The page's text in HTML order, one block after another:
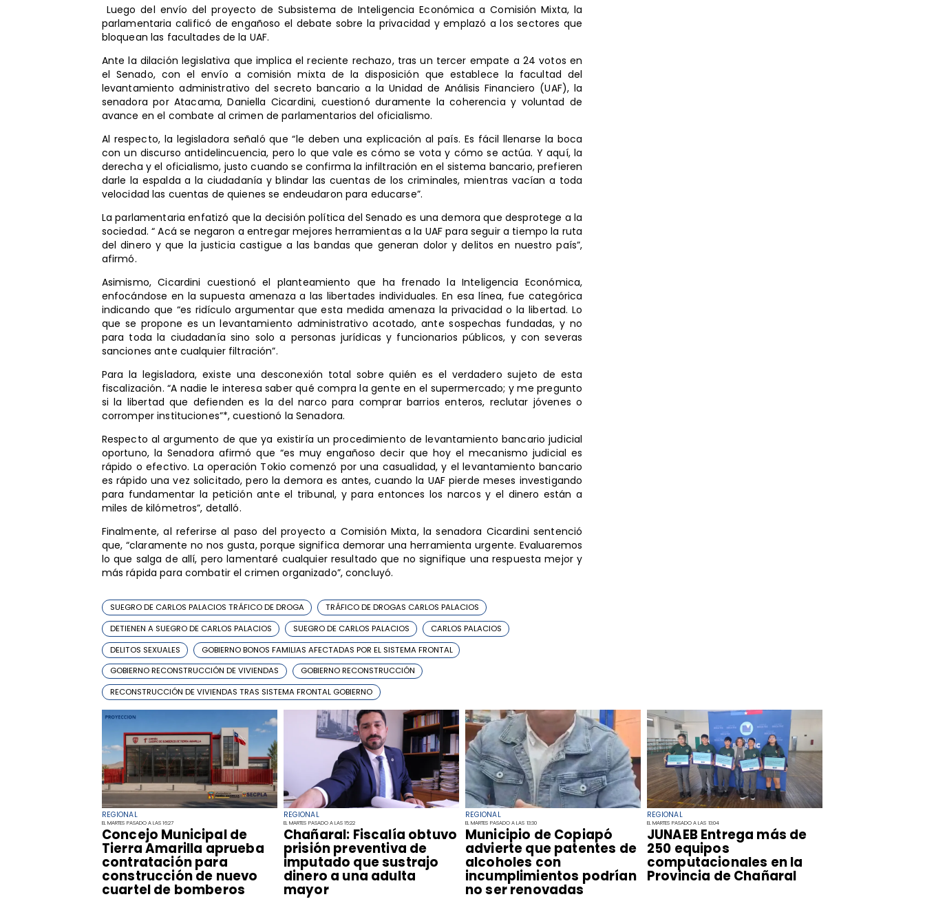
REGIONAL
EL MARTES PASADO A LAS 16:27
Concejo Municipal de
Tierra Amarilla aprueba
contratación para
construcción de nuevo
cuartel de bomberos
REGIONAL
EL MARTES PASADO A LAS 15:22
Chañaral: Fiscalía obtuvo
prisión preventiva de
imputado que sustrajo
dinero a una adulta
mayor
REGIONAL
EL MARTES PASADO A LAS 13:30
Municipio de Copiapó
advierte que patentes de
alcoholes con
incumplimientos podrían
no ser renovadas
REGIONAL
EL MARTES PASADO A LAS 13:04
​JUNAEB Entrega más de
250 equipos
computacionales en la
Provincia de Chañaral
Luego del envío del proyecto de Subsistema de Inteligencia Económica a Comisión Mixta, la
parlamentaria calificó de engañoso el debate sobre la privacidad y emplazó a los sectores que
bloquean las facultades de la UAF.
Ante la dilación legislativa que implica el reciente rechazo, tras un tercer empate a 24 votos en
el Senado, con el envío a comisión mixta de la disposición que establece la facultad del
levantamiento administrativo del secreto bancario a la Unidad de Análisis Financiero (UAF), la
senadora por Atacama, Daniella Cicardini, cuestionó duramente la coherencia y voluntad de
avance en el combate al crimen de parlamentarios del oficialismo.
Al respecto, la legisladora señaló que “le deben una explicación al país. Es fácil llenarse la boca
con un discurso antidelincuencia, pero lo que vale es cómo se vota y cómo se actúa. Y aquí, la
derecha y el oficialismo, justo cuando se confirma la infiltración en el sistema bancario, prefieren
darle la espalda a la ciudadanía y blindar las cuentas de los criminales, mientras vacían a toda
velocidad las cuentas de quienes se endeudaron para educarse”.
La parlamentaria enfatizó que la decisión política del Senado es una demora que desprotege a la
sociedad. “ Acá se negaron a entregar mejores herramientas a la UAF para seguir a tiempo la ruta
del dinero y que la justicia castigue a las bandas que generan dolor y delitos en nuestro país”,
afirmó.
Asimismo, Cicardini cuestionó el planteamiento que ha frenado la Inteligencia Económica,
enfocándose en la supuesta amenaza a las libertades individuales. En esa línea, fue categórica
indicando que “es ridículo argumentar que esta medida amenaza la privacidad o la libertad. Lo
que se propone es un levantamiento administrativo acotado, ante sospechas fundadas, y no
para toda la ciudadanía sino solo a personas jurídicas y funcionarios públicos, y con severas
sanciones ante cualquier filtración”.
Para la legisladora, existe una desconexión total sobre quién es el verdadero sujeto de esta
fiscalización. “A nadie le interesa saber qué compra la gente en el supermercado; y me pregunto
si la libertad que defienden es la del narco para comprar barrios enteros, reclutar jóvenes o
corromper instituciones”*, cuestionó la Senadora.
Respecto al argumento de que ya existiría un procedimiento de levantamiento bancario judicial
oportuno, la Senadora afirmó que “es muy engañoso decir que hoy el mecanismo judicial es
rápido o efectivo. La operación Tokio comenzó por una casualidad, y el levantamiento bancario
es rápido una vez solicitado, pero la demora es antes, cuando la UAF pierde meses investigando
para fundamentar la petición ante el tribunal, y para entonces los narcos y el dinero están a
miles de kilómetros”, detalló.
Finalmente, al referirse al paso del proyecto a Comisión Mixta, la senadora Cicardini sentenció
que, “claramente no nos gusta, porque significa demorar una herramienta urgente. Evaluaremos
lo que salga de allí, pero lamentaré cualquier resultado que no signifique una respuesta mejor y
más rápida para combatir el crimen organizado”, concluyó.
SUEGRO DE CARLOS PALACIOS TRÁFICO DE DROGA
TRÁFICO DE DROGAS CARLOS PALACIOS
DETIENEN A SUEGRO DE CARLOS PALACIOS
SUEGRO DE CARLOS PALACIOS
CARLOS PALACIOS
DELITOS SEXUALES
GOBIERNO BONOS FAMILIAS AFECTADAS POR EL SISTEMA FRONTAL
GOBIERNO RECONSTRUCCIÓN DE VIVIENDAS
GOBIERNO RECONSTRUCCIÓN
RECONSTRUCCIÓN DE VIVIENDAS TRAS SISTEMA FRONTAL GOBIERNO